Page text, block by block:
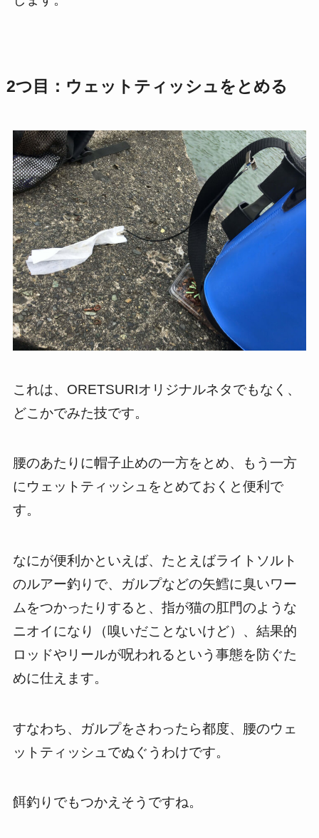
2つ目：ウェットティッシュをとめる
これは、ORETSURIオリジナルネタでもなく、
どこかでみた技です。
腰のあたりに帽子止めの一方をとめ、もう一方
にウェットティッシュをとめておくと便利で
す。
なにが便利かといえば、たとえばライトソルト
のルアー釣りで、ガルプなどの矢鱈に臭いワー
ムをつかったりすると、指が猫の肛門のような
ニオイになり（嗅いだことないけど）、結果的
ロッドやリールが呪われるという事態を防ぐた
めに仕えます。
すなわち、ガルプをさわったら都度、腰のウェ
ットティッシュでぬぐうわけです。
餌釣りでもつかえそうですね。